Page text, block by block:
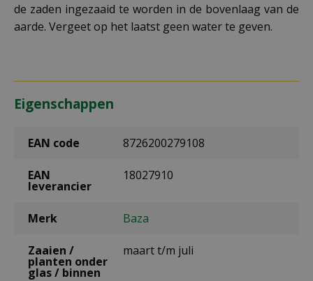
de zaden ingezaaid te worden in de bovenlaag van de
aarde. Vergeet op het laatst geen water te geven.
Eigenschappen
EAN code 8726200279108
EAN
leverancier
18027910
Merk Baza
Zaaien /
planten onder
glas / binnen
maart t/m juli